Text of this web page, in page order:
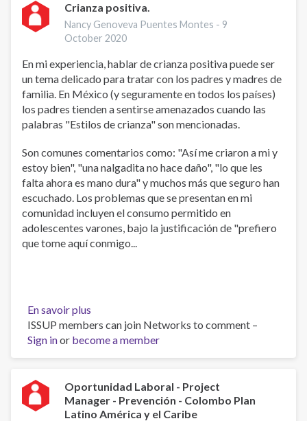
Crianza positiva.
Nancy Genoveva Puentes Montes - 9
October 2020
En mi experiencia, hablar de crianza positiva puede ser
un tema delicado para tratar con los padres y madres de
familia. En México (y seguramente en todos los países)
los padres tienden a sentirse amenazados cuando las
palabras "Estilos de crianza" son mencionadas.
Son comunes comentarios como: "Así me criaron a mi y
estoy bien", "una nalgadita no hace daño", "lo que les
falta ahora es mano dura" y muchos más que seguro han
escuchado. Los problemas que se presentan en mi
comunidad incluyen el consumo permitido en
adolescentes varones, bajo la justificación de "prefiero
que tome aquí conmigo...
En savoir plus
Crianza
positiva.
ISSUP members can join Networks to comment –
Sign inor become a member
Oportunidad Laboral - Project
Manager - Prevención - Colombo Plan
Latino América y el Caribe